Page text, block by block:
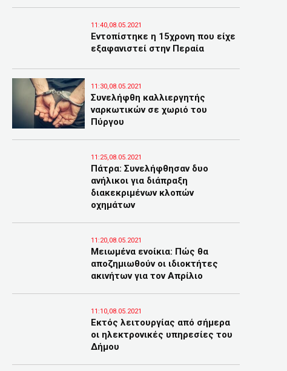
11:40,08.05.2021
Εντοπίστηκε η 15χρονη που είχε
εξαφανιστεί στην Περαία
11:30,08.05.2021
Συνελήφθη καλλιεργητής
ναρκωτικών σε χωριό του
Πύργου
11:25,08.05.2021
Πάτρα: Συνελήφθησαν δυο
ανήλικοι για διάπραξη
διακεκριμένων κλοπών
οχημάτων
11:20,08.05.2021
Μειωμένα ενοίκια: Πώς θα
αποζημιωθούν οι ιδιοκτήτες
ακινήτων για τον Απρίλιο
11:10,08.05.2021
Εκτός λειτουργίας από σήμερα
οι ηλεκτρονικές υπηρεσίες του
Δήμου